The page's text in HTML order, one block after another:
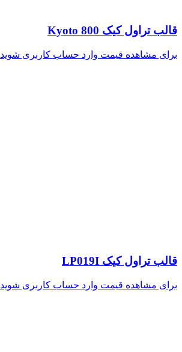
قالب تراول کیک Kyoto 800
برای مشاهده قیمت وارد حساب کاربری شوید
قالب تراول کیک LP019I
برای مشاهده قیمت وارد حساب کاربری شوید